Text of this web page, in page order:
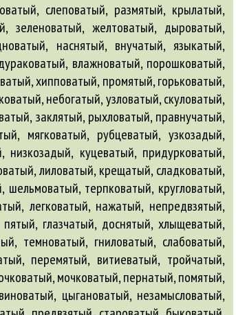
слеповатый, размятый, крылатый,
зеленоватый, желтоватый, дыроватый,
наснятый, внучатый, языкатый,
влажноватый, порошковатый,
хипповатый, промятый, горьковатый,
небогатый, узловатый, скуловатый,
заклятый, рыхловатый, правнучатый,
мягковатый, рубцеватый, узкозадый,
низкозадый, куцеватый, придурковатый,
лиловатый, крещатый, сладковатый,
терпковатый, кругловатый,
легковатый, нажатый, непредвзятый,
глазчатый, доснятый, хлыщеватый,
темноватый, гниловатый, слабоватый,
перемятый, витиеватый, тройчатый,
мочковатый, пернатый, помятый,
цыгановатый, незамысловатый,